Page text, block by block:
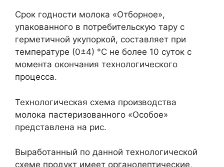
Срок годности молока «Отборное»,
упакованного в потребительскую тару с
герметичной укупоркой, составляет при
температуре (0±4) °С не более 10 суток с
момента окончания технологического
процесса.
Технологическая схема производства
молока пастеризованного «Особое»
представлена на рис.
Выработанный по данной технологической
схеме продукт имеет органолептические,